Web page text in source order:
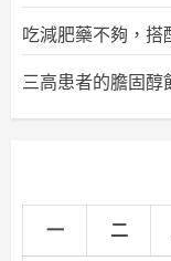
吃減肥藥不夠，搭
三高患者的膽固醇
一 二